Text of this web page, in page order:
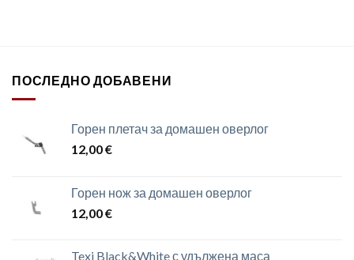
ПОСЛЕДНО ДОБАВЕНИ
Горен плетач за домашен оверлог
12,00€
Горен нож за домашен оверлог
12,00€
Texi Black&White с удължена маса